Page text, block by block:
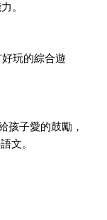
。
玩的綜合遊
孩子愛的鼓勵，
文。